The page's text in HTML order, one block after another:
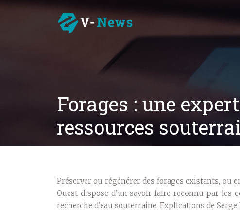
Forages : une
ressources
Préserver ou régénérer des forages existants, ou
Ouest dispose d’un savoir-faire reconnu par les
recherche d’eau souterraine. Explications de